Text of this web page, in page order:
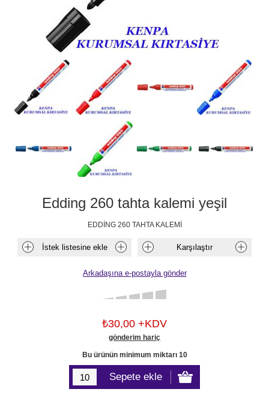
Edding 260 tahta kalemi yeşil
EDDİNG 260 TAHTA KALEMİ
₺30,00 +KDV
gönderim hariç
Bu ürünün minimum miktarı 10